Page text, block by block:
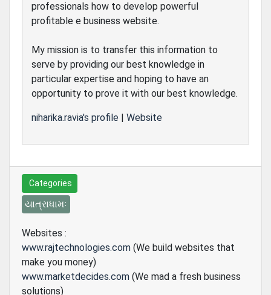
professionals how to develop powerful
profitable e business website.
My mission is to transfer this information to
serve by providing our best knowledge in
particular expertise and hoping to have an
opportunity to prove it with our best knowledge.
niharika.ravia's profile | Website
Categories
યાત્રાધામઃ
Websites :
www.rajtechnologies.com (We build websites that
make you money)
www.marketdecides.com (We mad a fresh business
solutions)